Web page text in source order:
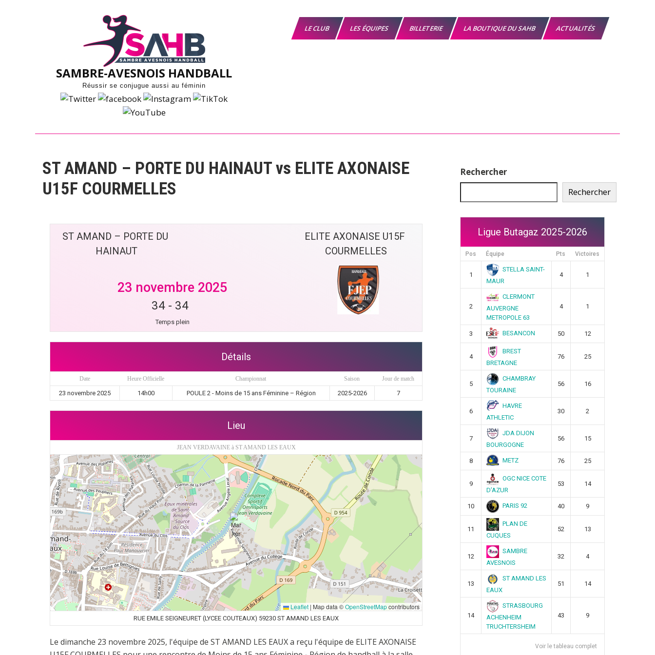
SAMBRE-AVESNOIS HANDBALL
Réussir se conjugue aussi au féminin
LE CLUB LES ÉQUIPES BILLETERIE LA BOUTIQUE DU SAHB ACTUALITÉS
ST AMAND – PORTE DU HAINAUT vs ELITE AXONAISE
U15F COURMELLES
ST AMAND – PORTE DU
HAINAUT
ELITE AXONAISE U15F
COURMELLES
23 novembre 2025
34- 34
Temps plein
Détails
Date Heure Officielle Championnat Saison Jour de match
23 novembre 2025 14h00 POULE 2 - Moins de 15 ans Féminine – Région 2025-2026 7
Lieu
JEAN VERDAVAINE à ST AMAND LES EAUX
Leaflet | Map data ©OpenStreetMapcontributors
RUE EMILE SEIGNEURET (LYCEE COUTEAUX) 59230 ST AMAND LES EAUX
Le dimanche 23 novembre 2025, l'équipe de ST AMAND LES EAUX a reçu l'équipe de ELITE AXONAISE
Rechercher
Rechercher
Ligue Butagaz 2025-2026
Pos Équipe Pts Victoires
1
STELLA SAINT-
MAUR
4 1
2
CLERMONT
AUVERGNE
METROPOLE 63
4 1
3 BESANCON 50 12
4
BREST
BRETAGNE
76 25
5
CHAMBRAY
TOURAINE
56 16
6
HAVRE
ATHLETIC
30 2
7
JDA DIJON
BOURGOGNE
56 15
8 METZ 76 25
9
OGC NICE COTE
D’AZUR
53 14
10 PARIS 92 40 9
11
PLAN DE
CUQUES
52 13
12
SAMBRE
AVESNOIS
32 4
13
ST AMAND LES
EAUX
51 14
14
STRASBOURG
ACHENHEIM
TRUCHTERSHEIM
43 9
Voir le tableau complet